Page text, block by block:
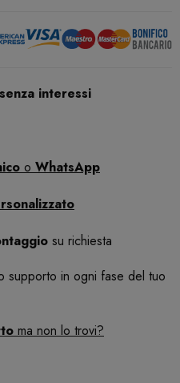
interessi
o WhatsApp
su richiesta
supporto in ogni fase del tuo
ma non lo trovi?